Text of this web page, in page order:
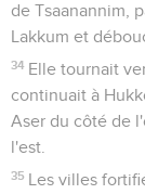
de Tsaanannim,
Lakkum et
34 Elle tournait
continuait à
Aser du côté de
l'est.
35 Les villes